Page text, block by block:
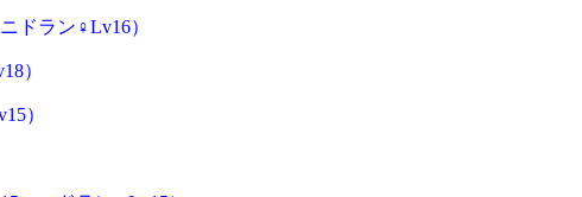
ドラン♀Lv16）
）
）